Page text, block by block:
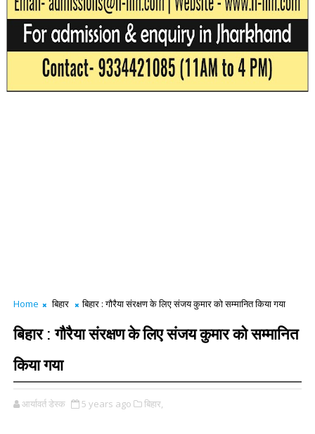
Home बिहार बिहार : गौरैया संरक्षण के लिए संजय कुमार को सम्मानित किया गया
बिहार : गौरैया संरक्षण के लिए संजय कुमार को सम्मानित
किया गया
आर्यावर्त डेस्क 5 years ago बिहार,